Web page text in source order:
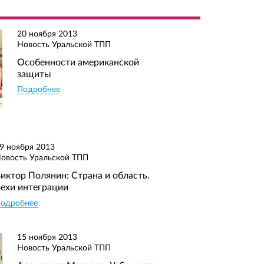
20 ноября 2013
Новость Уральской ТПП
Особенности американской
защиты
Подробнее
ноября 2013
Уральской ТПП
Полянин: Страна и область.
интеграции
15 ноября 2013
Новость Уральской ТПП